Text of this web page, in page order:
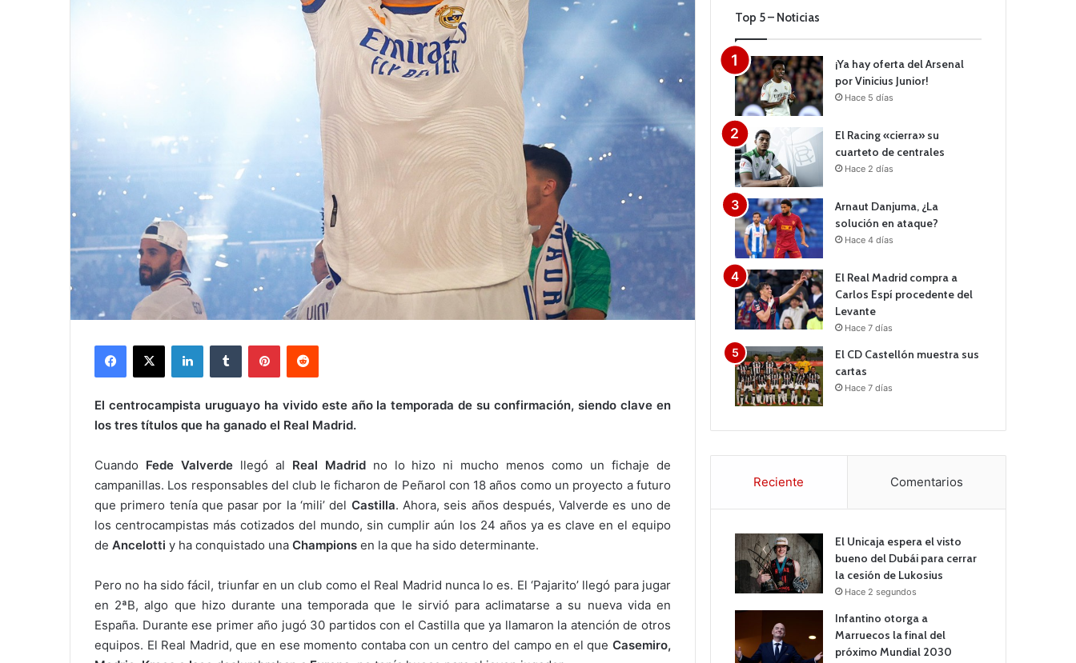
El centrocampista uruguayo ha vivido este año la temporada de su confirmación, siendo clave en
los tres títulos que ha ganado el Real Madrid.
Cuando Fede Valverdellegó al Real Madrid no lo hizo ni mucho menos como un fichaje de
campanillas. Los responsables del club le ficharon de Peñarol con 18 años como un proyecto a futuro
que primero tenía que pasar por la ‘mili’ del Castilla. Ahora, seis años después, Valverde es uno de
los centrocampistas más cotizados del mundo, sin cumplir aún los 24 años ya es clave en el equipo
de Ancelotti y ha conquistado una Champions en la que ha sido determinante.
Pero no ha sido fácil, triunfar en un club como el Real Madrid nunca lo es. El ‘Pajarito’ llegó para jugar
en 2ªB, algo que hizo durante una temporada que le sirvió para aclimatarse a su nueva vida en
España. Durante ese primer año jugó 30 partidos con el Castilla que ya llamaron la atención de otros
equipos. El Real Madrid, que en ese momento contaba con un centro del campo en el que Casemiro,
Top 5 – Noticias
¡Ya hay oferta del Arsenal
por Vinicius Junior!
Hace 5 días
El Racing «cierra» su
cuarteto de centrales
Hace 2 días
Arnaut Danjuma, ¿La
solución en ataque?
Hace 4 días
El Real Madrid compra a
Carlos Espí procedente del
Levante
Hace 7 días
El CD Castellón muestra sus
cartas
Hace 7 días
Reciente Comentarios
El Unicaja espera el visto
bueno del Dubái para cerrar
la cesión de Lukosius
Hace 2 segundos
Infantino otorga a
Marruecos la final del
próximo Mundial 2030